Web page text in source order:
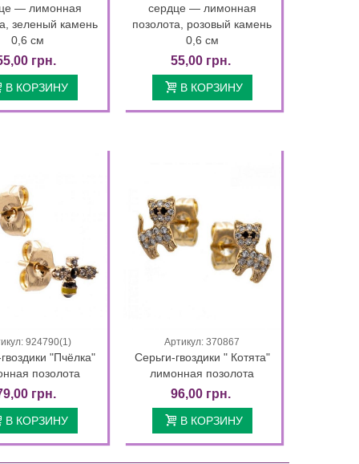
— лимонная
зеленый камень
0,6 см
грн.
В КОРЗИНУ
сердце — лимонная
позолота, розовый камень
0,6 см
55,00 грн.
В КОРЗИНУ
просмотр
924790(1)
"Пчёлка"
позолота
грн.
В КОРЗИНУ
Быстрый просмотр
Артикул: 370867
Серьги-гвоздики " Котята"
лимонная позолота
96,00 грн.
В КОРЗИНУ